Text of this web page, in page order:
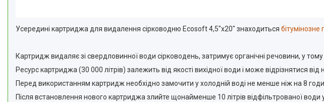
Усередині картриджа для видалення сірководню Ecosoft 4,5"х20" знаходиться
Картридж видаляє зі свердловинної води сірководень, затримує органічні речовини, у
Ресурс картриджа (30 000 літрів) залежить від якості вихідної води і може відрізнятися
Перед використанням картридж необхідно замочити у холодній воді не менше ніж на 8
Після встановлення нового картриджа злийте щонайменше 10 літрів відфільтрованої води у